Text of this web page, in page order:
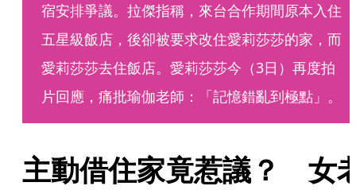
宿安排爭議。拉傑指稱，來台合作期間原本入住
五星級飯店，後卻被要求改住愛莉莎莎的家，而
愛莉莎莎去住飯店。愛莉莎莎今（3日）再度拍
片回應，痛批瑜伽老師：「記憶錯亂到極點」。
主動借住家竟惹議？　女